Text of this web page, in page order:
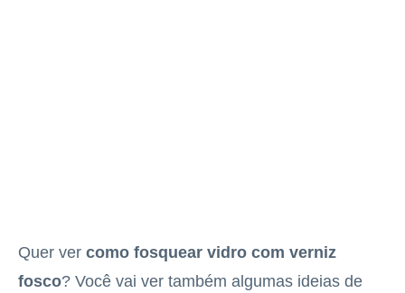
Quer ver como fosquear vidro com verniz
fosco? Você vai ver também algumas ideias de